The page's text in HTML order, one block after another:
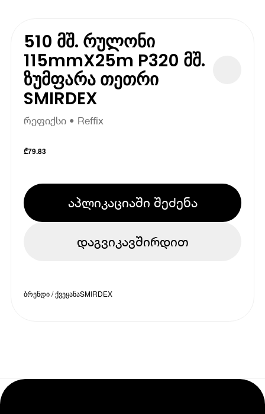
510 მშ. რულონი
115mmX25m P320 მშ.
ზუმფარა თეთრი
SMIRDEX
რეფიქსი • Reffix
₾79.83
აპლიკაციაში შეძენა
დაგვიკავშირდით
ბრენდი / ქვეყანაSMIRDEX